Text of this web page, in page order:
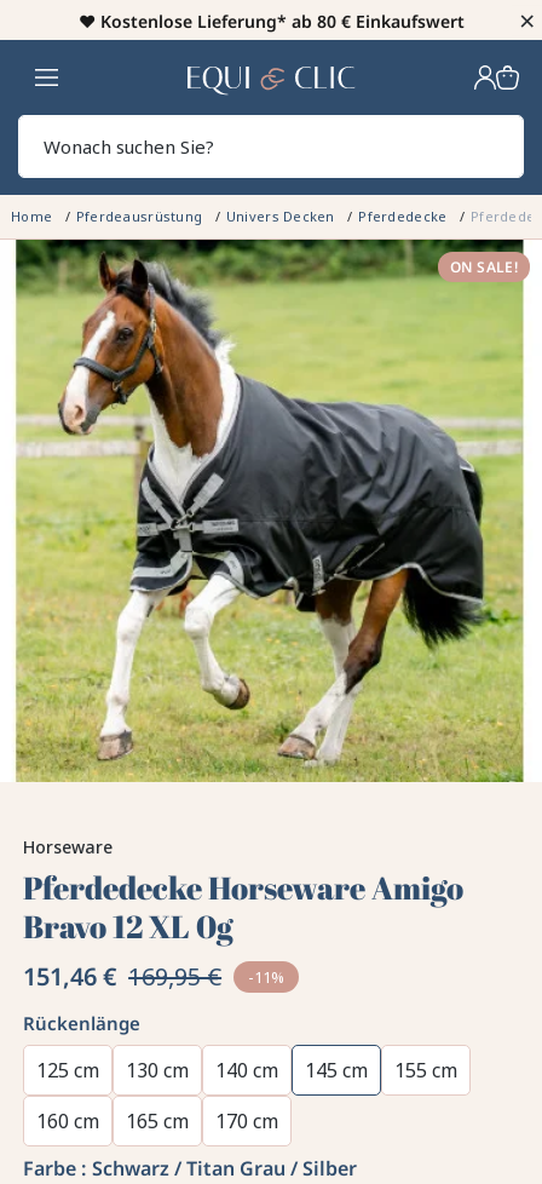
♥️ Kostenlose Lieferung* ab 80 € Einkaufswert ×
Heim
Home Pferdeausrüstung Univers Decken Pferdedecke
ON SALE!
Horseware
Pferdedecke Horseware Amigo
Bravo 12 XL 0g
151,46 € 169,95 € -11%
Rückenlänge
125 cm 130 cm 140 cm 145 cm
155 cm
160 cm
165 cm
170 cm
Farbe : Schwarz / Titan Grau / Silber